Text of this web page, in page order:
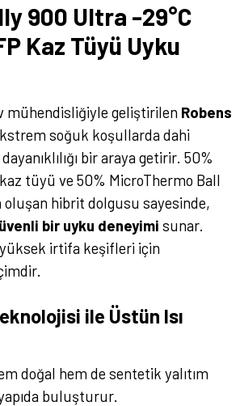
900 Ultra -29°C
Kaz Tüyü Uyku
mühendisliğiyle geliştirilen Robens
soğuk koşullarda dahi
bir araya getirir. 50%
tüyü ve 50% MicroThermo Ball
oluşan hibrit dolgusu sayesinde,
bir uyku deneyimi sunar.
yüksek irtifa keşifleri için
ile Üstün Isı
doğal hem de sentetik yalıtım
buluşturur.